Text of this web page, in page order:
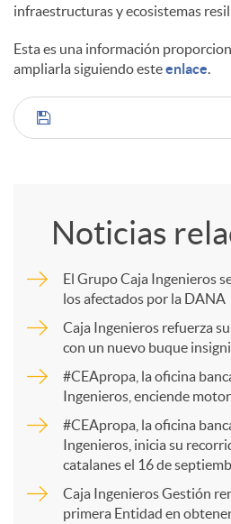
infraestructuras y ecosistemas
Esta es una información
ampliarla siguiendo esteenlace.
C
m
p
a
r
t
Noticias
El Grupo Caja Ingenieros
los afectados por la DANA
Caja Ingenieros refuerza
con un nuevo buque
#CEApropa, la oficina
Ingenieros, enciende
#CEApropa, la oficina
Ingenieros, inicia su
catalanes el 16 de
Caja Ingenieros Gestión
primera Entidad en